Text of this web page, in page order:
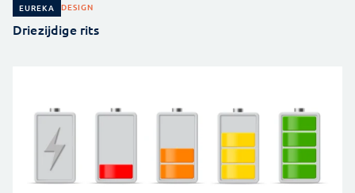
EUREKA DESIGN
Driezijdige rits